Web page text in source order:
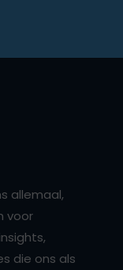
allemaal,
voor
die ons als